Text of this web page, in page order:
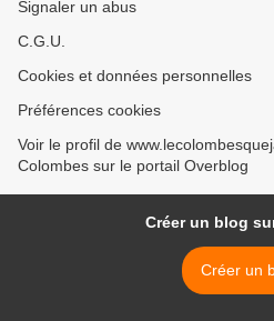
Signaler un abus
C.G.U.
Cookies et données personnelles
Préférences cookies
Voir le profil de
Colombes sur le portail Overblog
Créer un blog
Créer un